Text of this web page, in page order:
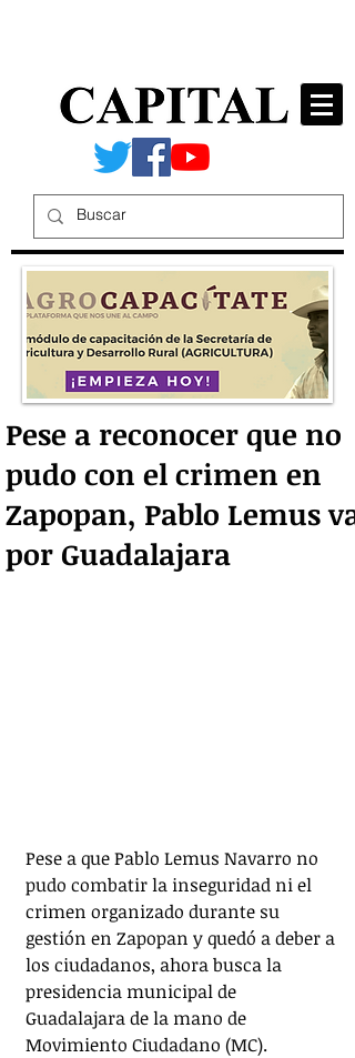
Pese a reconocer que no
pudo con el crimen en
Zapopan, Pablo Lemus va
por Guadalajara
Pese a que Pablo Lemus Navarro no
pudo combatir la inseguridad ni el
crimen organizado durante su
gestión en Zapopan y quedó a deber a
los ciudadanos, ahora busca la
presidencia municipal de
Guadalajara de la mano de
Movimiento Ciudadano (MC).